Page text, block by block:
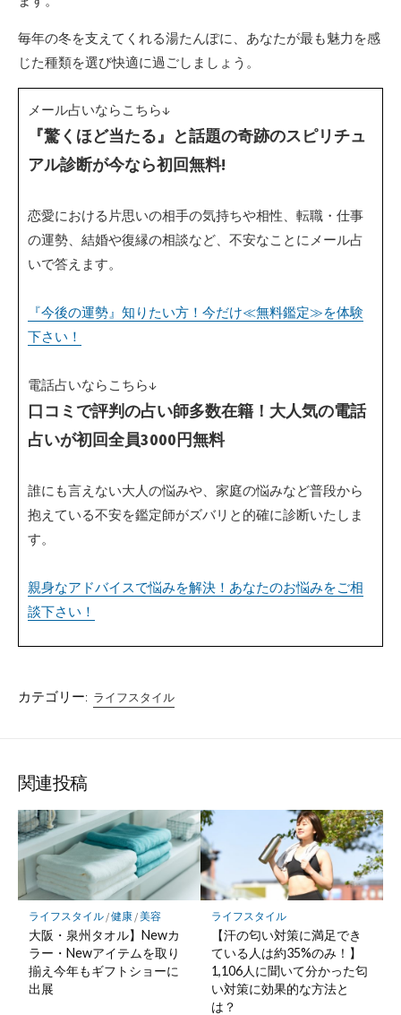
毎年の冬を支えてくれる湯たんぽに、あなたが最も魅力を感
じた種類を選び快適に過ごしましょう。
メール占いならこちら↓
『驚くほど当たる』と話題の奇跡のスピリチュ
アル診断が今なら初回無料!
恋愛における片思いの相手の気持ちや相性、転職・仕事
の運勢、結婚や復縁の相談など、不安なことにメール占
いで答えます。
『今後の運勢』知りたい方！今だけ≪無料鑑定≫を体験
下さい！
電話占いならこちら↓
口コミで評判の占い師多数在籍！大人気の電話
占いが初回全員3000円無料
誰にも言えない大人の悩みや、家庭の悩みなど普段から
抱えている不安を鑑定師がズバリと的確に診断いたしま
す。
親身なアドバイスで悩みを解決！あなたのお悩みをご相
談下さい！
カテゴリー: ライフスタイル
関連投稿
ライフスタイル/健康/美容
大阪・泉州タオル】Newカ
ラー・Newアイテムを取り
揃え今年もギフトショーに
出展
ライフスタイル
【汗の匂い対策に満足でき
ている人は約35%のみ！】
1,106人に聞いて分かった匂
い対策に効果的な方法と
は？